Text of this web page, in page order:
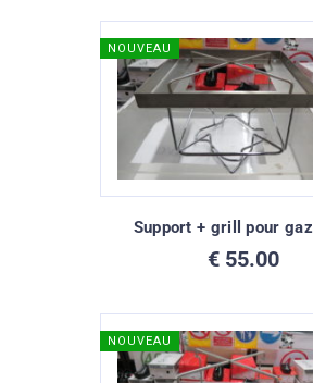
NOUVEAU
Support + grill pour
€ 55.00
NOUVEAU